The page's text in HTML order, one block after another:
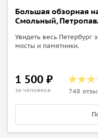
Большая обзорная
Смольный,
Увидеть весь Петербург
мосты и памятники.
1 500 ₽
за человека 748